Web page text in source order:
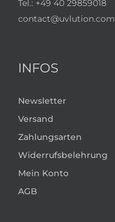
Tel.: +49 40 29859018
contact@uvlution.com
INFOS
Newsletter
Versand
Zahlungsarten
Widerrufsbelehrung
Mein Konto
AGB